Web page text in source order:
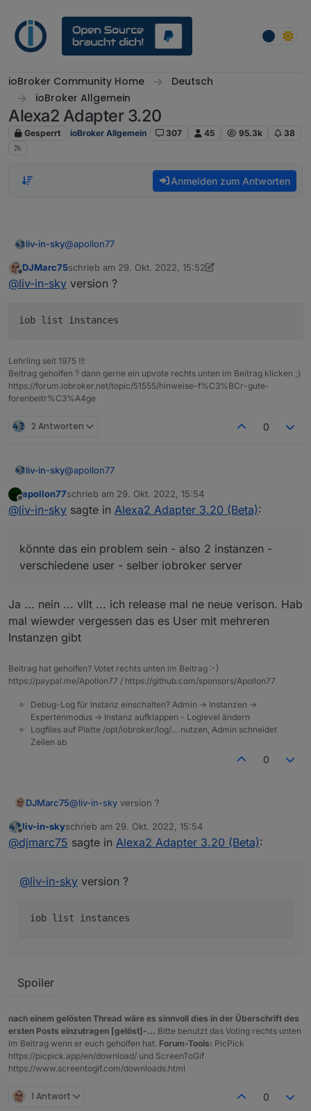
ioBroker Community Home
Deutsch
ioBroker Allgemein
Alexa2 Adapter 3.20
Gesperrt ioBroker Allgemein 307 45 95.3k 38
Anmelden zum Antworten
liv-in-sky@apollon77
erstmal danke für deinen einsatz
test gelöscht) , die über einen skill verbunden sind -
in der alexa app klappt alles mit dem schalten
Offline
DJMarc75schrieb am 29. Okt. 2022, 15:52
zuletzt editiert von DJMarc75
@liv-in-sky version ?
Lehrling seit 1975 !!!
Beitrag geholfen ? dann gerne ein upvote rechts unten im Beitrag klicken ;)
https://forum.iobroker.net/topic/51555/hinweise-f%C3%BCr-gute-
forenbeitr%C3%A4ge
2 Antworten 0
liv-in-sky@apollon77
das gibt es ja nicht - jetzt ist der adapter auf debug
und neugestartet - jetzt ist der dp wieder da und
könnte das ein problem sein - also 2 instanzen -
verschiedene user - selber iobroker server
Offline
apollon77schrieb am 29. Okt. 2022, 15:54
zuletzt editiert von
@liv-in-sky sagte in Alexa2 Adapter 3.20 (Beta):
könnte das ein problem sein - also 2 instanzen -
verschiedene user - selber iobroker server
Ja ... nein ... vllt ... ich release mal ne neue verison. Hab
mal wiewder vergessen das es User mit mehreren
Instanzen gibt
Beitrag hat geholfen? Votet rechts unten im Beitrag :-)
https://paypal.me/Apollon77 / https://github.com/sponsors/Apollon77
Debug-Log für Instanz einschalten? Admin -> Instanzen ->
Expertenmodus -> Instanz aufklappen - Loglevel ändern
Logfiles auf Platte /opt/iobroker/log/… nutzen, Admin schneidet
Zeilen ab
0
DJMarc75@liv-in-sky version ?
Offline
liv-in-skyschrieb am 29. Okt. 2022, 15:54
zuletzt editiert von
@djmarc75 sagte in Alexa2 Adapter 3.20 (Beta):
@liv-in-sky version ?
Spoiler
nach einem gelösten Thread wäre es sinnvoll dies in der Überschrift des
ersten Posts einzutragen [gelöst]-... Bitte benutzt das Voting rechts unten
im Beitrag wenn er euch geholfen hat. Forum-Tools: PicPick
https://picpick.app/en/download/ und ScreenToGif
https://www.screentogif.com/downloads.html
1 Antwort 0